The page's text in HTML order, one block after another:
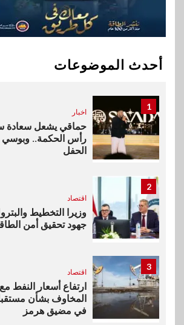
أحدث الموضوعات
سوق وصلة
جهازًا مثاليًا للشباب
1
اخبار
حماقي يشعل سعادة
رأس الحكمة.. وبوسي
الحفل
2
اقتصاد
وزيرا التخطيط
جهود تحقيق أمن
3
اقتصاد
ارتفاع أسعار النفط
المخاوف بشأن
في مضيق هرمز